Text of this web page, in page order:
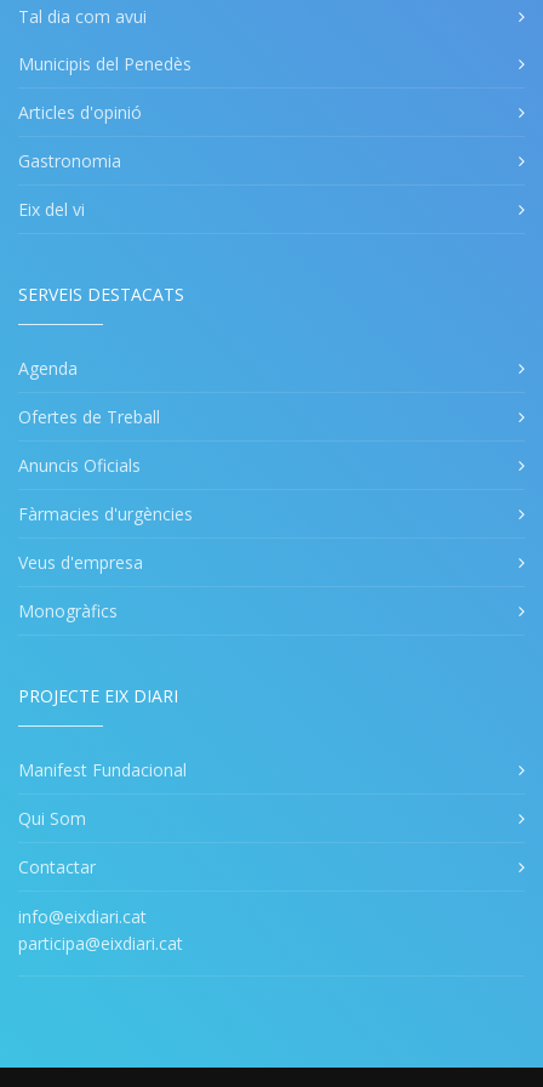
Tal dia com avui
Municipis del Penedès
Articles d'opinió
Gastronomia
Eix del vi
SERVEIS DESTACATS
Agenda
Ofertes de Treball
Anuncis Oficials
Fàrmacies d'urgències
Veus d'empresa
Monogràfics
PROJECTE EIX DIARI
Manifest Fundacional
Qui Som
Contactar
info@eixdiari.cat
participa@eixdiari.cat